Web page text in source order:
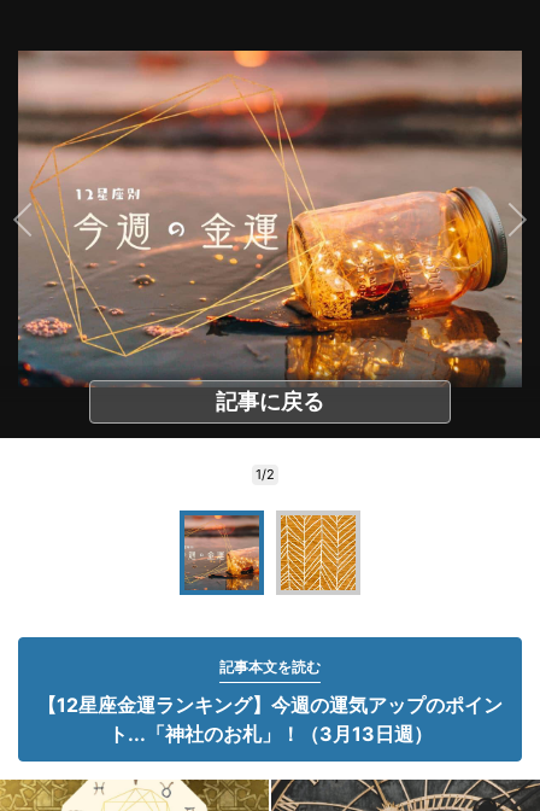
記事に戻る
1/2
記事本文を読む
【12星座金運ランキング】今週の運気アップのポイン
ト...「神社のお札」！（3月13日週）